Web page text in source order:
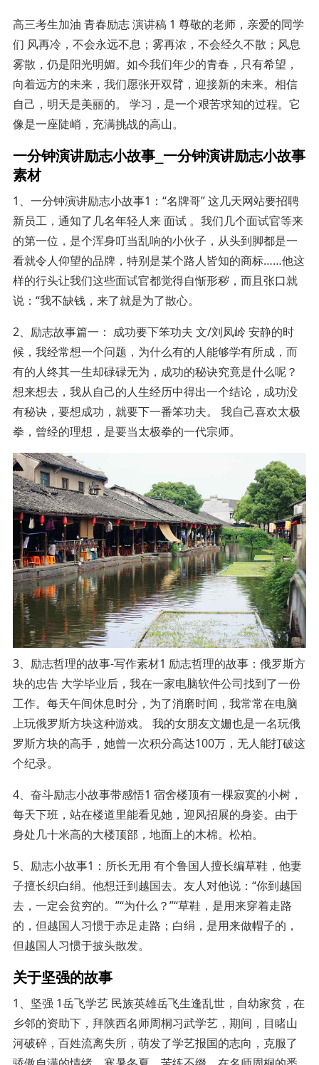
高三考生加油 青春励志 演讲稿 1 尊敬的老师，亲爱的同学
们 风再冷，不会永远不息；雾再浓，不会经久不散；风息
雾散，仍是阳光明媚。如今我们年少的青春，只有希望，
向着远方的未来，我们愿张开双臂，迎接新的未来。相信
自己，明天是美丽的。 学习，是一个艰苦求知的过程。它
像是一座陡峭，充满挑战的高山。
一分钟演讲励志小故事_一分钟演讲励志小故事
素材
1、一分钟演讲励志小故事1：“名牌哥” 这几天网站要招聘
新员工，通知了几名年轻人来 面试 。我们几个面试官等来
的第一位，是个浑身叮当乱响的小伙子，从头到脚都是一
看就令人仰望的品牌，特别是某个路人皆知的商标……他这
样的行头让我们这些面试官都觉得自惭形秽，而且张口就
说：“我不缺钱，来了就是为了散心。
2、励志故事篇一： 成功要下笨功夫 文/刘凤岭 安静的时
候，我经常想一个问题，为什么有的人能够学有所成，而
有的人终其一生却碌碌无为，成功的秘诀究竟是什么呢？
想来想去，我从自己的人生经历中得出一个结论，成功没
有秘诀，要想成功，就要下一番笨功夫。 我自己喜欢太极
拳，曾经的理想，是要当太极拳的一代宗师。
3、励志哲理的故事-写作素材1 励志哲理的故事：俄罗斯方
块的忠告 大学毕业后，我在一家电脑软件公司找到了一份
工作。每天午间休息时分，为了消磨时间，我常常在电脑
上玩俄罗斯方块这种游戏。 我的女朋友文姗也是一名玩俄
罗斯方块的高手，她曾一次积分高达100万，无人能打破这
个纪录。
4、奋斗励志小故事带感悟1 宿舍楼顶有一棵寂寞的小树，
每天下班，站在楼道里能看见她，迎风招展的身姿。由于
身处几十米高的大楼顶部，地面上的木棉。松柏。
5、励志小故事1：所长无用 有个鲁国人擅长编草鞋，他妻
子擅长织白绢。他想迁到越国去。友人对他说：“你到越国
去，一定会贫穷的。”“为什么？”“草鞋，是用来穿着走路
的，但越国人习惯于赤足走路；白绢，是用来做帽子的，
但越国人习惯于披头散发。
关于坚强的故事
1、坚强 1岳飞学艺 民族英雄岳飞生逢乱世，自幼家贫，在
乡邻的资助下，拜陕西名师周桐习武学艺，期间，目睹山
河破碎，百姓流离失所，萌发了学艺报国的志向，克服了